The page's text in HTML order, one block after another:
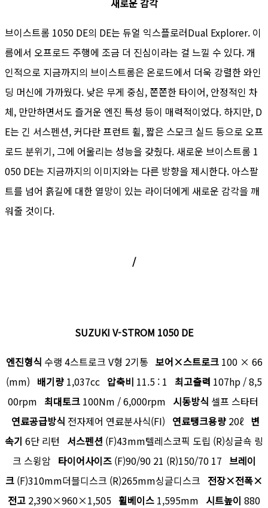
브이스트롬 1050 DE의 DE는 듀얼 익스플로러Dual Explorer. 이
름에서 오프로드 주행에 조금 더 진심이라는 걸 느낄 수 있다. 개
인적으로 지금까지의 브이스트롬은 온로드에서 더욱 강렬한 와인
딩 머신에 가까웠다. 낮은 무게 중심, 쫀쫀한 타이어, 안정적인 차
체, 만만하면서도 즐거운 엔진 특성 등이 매력적이었다. 하지만, D
E는 긴 서스펜션, 커다란 프런트 휠, 짧은 스모크 실드 등으로 오프
로드 분위기, 그에 어울리는 성능을 갖췄다. 새로운 브이스트롬 1
050 DE는 지금까지의 이미지와는 다른 방향을 제시한다. 아스팔
트를 넘어 흙길에 대한 열망이 있는 라이더에게 새로운 감각을 깨
워줄 것이다.
/
SUZUKI V-STROM 1050 DE
엔진형식 수랭 4스트로크 V형 2기통 보어×스트로크100 × 66
(mm) 배기량 1,037cc 압축비 11.5 : 1 최고출력 107hp / 8,5
00rpm 최대토크 100Nm / 6,000rpm 시동방식 셀프 스타터
연료공급방식 전자제어 연료분사식(FI) 연료탱크용량 20ℓ 변
속기 6단 리턴 서스펜션 (F)43mm텔레스코픽 도립 (R)싱글쇽 링
크 스윙암 타이어사이즈(F)90/90 21 (R)150/70 17 브레이
크 (F)310mm더블디스크 (R)265mm싱글디스크 전장×전폭×
전고 2,390×960×1,505 휠베이스 1,595mm 시트높이 880